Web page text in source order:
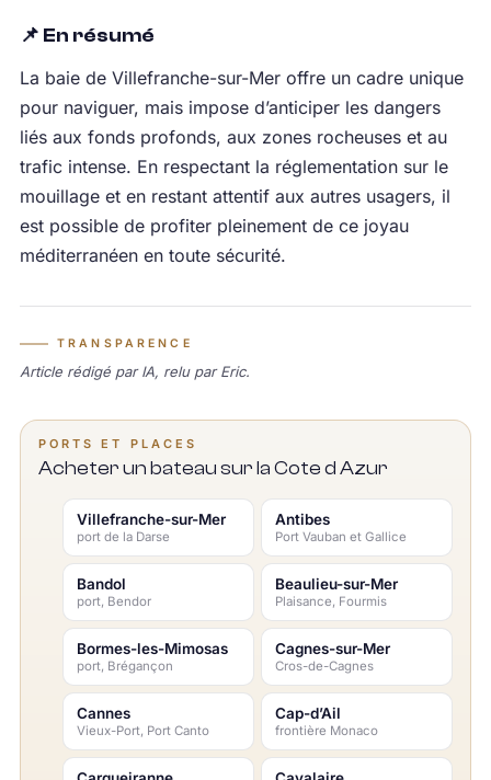
📌 En résumé
La baie de Villefranche-sur-Mer offre un cadre unique
pour naviguer, mais impose d’anticiper les dangers
liés aux fonds profonds, aux zones rocheuses et au
trafic intense. En respectant la réglementation sur le
mouillage et en restant attentif aux autres usagers, il
est possible de profiter pleinement de ce joyau
méditerranéen en toute sécurité.
TRANSPARENCE
Article rédigé par IA, relu par Eric.
PORTS ET PLACES
Acheter un bateau sur la Cote d Azur
Villefranche-sur-Mer
port de la Darse
Antibes
Port Vauban et Gallice
Bandol
port, Bendor
Beaulieu-sur-Mer
Plaisance, Fourmis
Bormes-les-Mimosas
port, Brégançon
Cagnes-sur-Mer
Cros-de-Cagnes
Cannes
Vieux-Port, Port Canto
Cap-d’Ail
frontière Monaco